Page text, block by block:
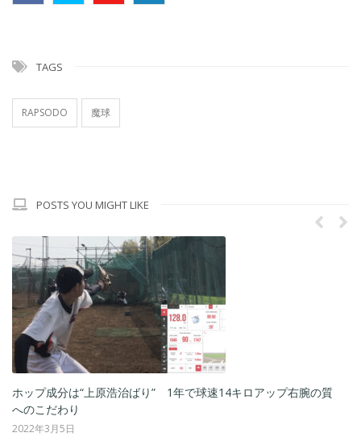
TAGS
RAPSODO 魔球
POSTS YOU MIGHT LIKE
成分は“上原浩治ばり” 1年で球速14キロアップ右腕の質
だわり
3月5日
回転数